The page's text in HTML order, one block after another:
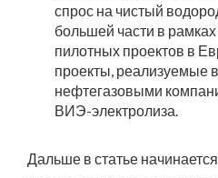
спрос на чистый
большей части в
пилотных проектов в
проекты, реализуемые
нефтегазовыми
ВИЭ-электролиза.
Дальше в статье